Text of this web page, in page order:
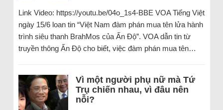
Link Video: https://youtu.be/04o_1s4-BBE VOA Tiếng Việt
ngày 15/6 loan tin “Việt Nam đàm phán mua tên lửa hành
trình siêu thanh BrahMos của Ấn Độ”. VOA dẫn tin từ
truyền thông Ấn Độ cho biết, việc đàm phán mua tên…
Vì một người phụ nữ mà Tứ
Trụ chiến nhau, vì đâu nên
nỗi?